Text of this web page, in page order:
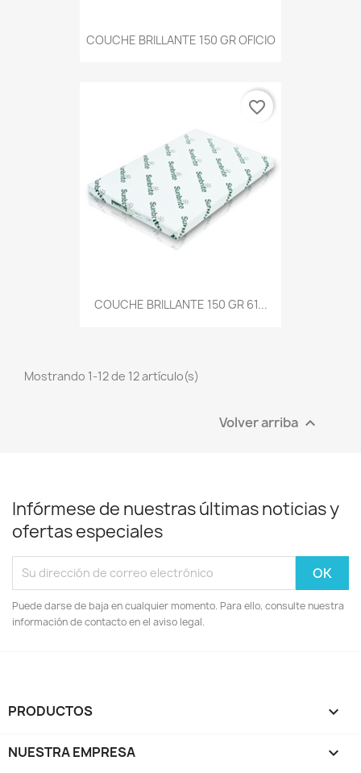
COUCHE BRILLANTE 150 GR OFICIO
COUCHE BRILLANTE 150 GR 61...
favorite_border
Mostrando 1-12 de 12 artículo(s)
Volver arriba 
Infórmese de nuestras últimas noticias y
ofertas especiales
Puede darse de baja en cualquier momento. Para ello, consulte nuestra
información de contacto en el aviso legal.
PRODUCTOS 
NUESTRA EMPRESA 